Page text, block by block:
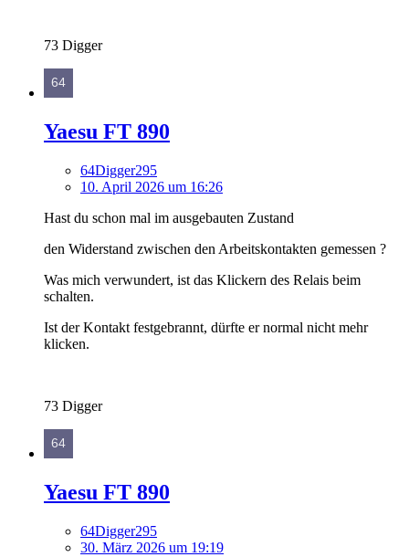
73 Digger
Yaesu FT 890
64Digger295
10. April 2026 um 16:26
Hast du schon mal im ausgebauten Zustand
den Widerstand zwischen den Arbeitskontakten gemessen ?
Was mich verwundert, ist das Klickern des Relais beim
schalten.
Ist der Kontakt festgebrannt, dürfte er normal nicht mehr
klicken.
73 Digger
Yaesu FT 890
64Digger295
30. März 2026 um 19:19